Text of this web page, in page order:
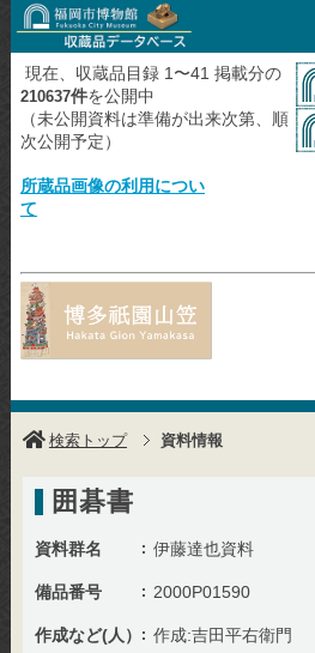
現在、収蔵品目録 1〜41 掲載分の
210637件を公開中
（未公開資料は準備が出来次第、順
次公開予定）
所蔵品画像の利用につい
て
検索トップ 資料情報
囲碁書
資料群名 伊藤達也資料
備品番号 2000P01590
作成など(人） 作成:吉田平右衛門